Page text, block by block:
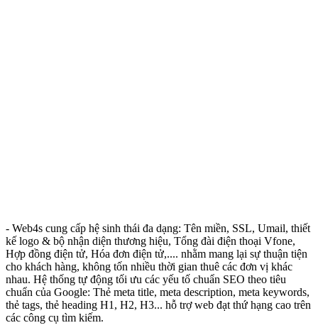
- Web4s cung cấp hệ sinh thái đa dạng: Tên miền, SSL, Umail, thiết
kế logo & bộ nhận diện thương hiệu, Tổng đài điện thoại Vfone,
Hợp đồng điện tử, Hóa đơn điện tử,.... nhằm mang lại sự thuận tiện
cho khách hàng, không tốn nhiều thời gian thuê các đơn vị khác
nhau. Hệ thống tự động tối ưu các yếu tố chuẩn SEO theo tiêu
chuẩn của Google: Thẻ meta title, meta description, meta keywords,
thẻ tags, thẻ heading H1, H2, H3... hỗ trợ web đạt thứ hạng cao trên
các công cụ tìm kiếm.